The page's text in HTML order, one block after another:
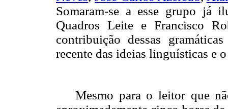
Somaram-se a esse grupo já
Quadros Leite e Francisco
contribuição dessas
recente das ideias linguísticas e
Mesmo para o leitor que